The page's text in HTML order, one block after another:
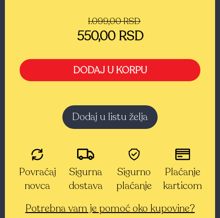
1.099,00 RSD
550,00 RSD
DODAJ U KORPU
Dodaj u listu želja
Povraćaj
novca
Sigurna
dostava
Sigurno
plaćanje
Plaćanje
karticom
Potrebna vam je pomoć oko kupovine?